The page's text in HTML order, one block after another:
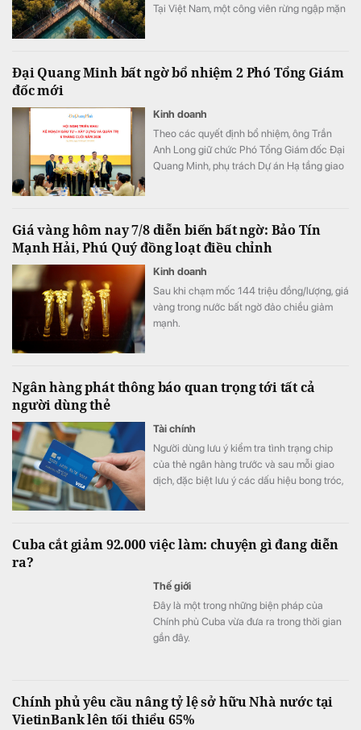
Tại Việt Nam, một công viên rừng ngập mặn
Đại Quang Minh bất ngờ bổ nhiệm 2 Phó Tổng Giám
đốc mới
Kinh doanh
Theo các quyết định bổ nhiệm, ông Trần
Anh Long giữ chức Phó Tổng Giám đốc Đại
Quang Minh, phụ trách Dự án Hạ tầng giao
thị - Khu công nghiệp.
Giá vàng hôm nay 7/8 diễn biến bất ngờ: Bảo Tín
Mạnh Hải, Phú Quý đồng loạt điều chỉnh
Kinh doanh
Sau khi chạm mốc 144 triệu đồng/lượng, giá
vàng trong nước bất ngờ đảo chiều giảm
mạnh.
Ngân hàng phát thông báo quan trọng tới tất cả
người dùng thẻ
Tài chính
Người dùng lưu ý kiểm tra tình trạng chip
của thẻ ngân hàng trước và sau mỗi giao
dịch, đặc biệt lưu ý các dấu hiệu bong tróc,
Cuba cắt giảm 92.000 việc làm: chuyện gì đang diễn
ra?
Thế giới
Đây là một trong những biện pháp của
Chính phủ Cuba vừa đưa ra trong thời gian
gần đây.
Chính phủ yêu cầu nâng tỷ lệ sở hữu Nhà nước tại
VietinBank lên tối thiểu 65%